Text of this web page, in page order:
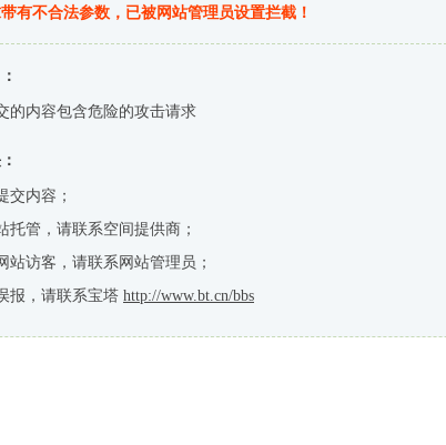
有不合法参数，已被网站管理员设置拦截！
的内容包含危险的攻击请求
交内容；
托管，请联系空间提供商；
站访客，请联系网站管理员；
报，请联系宝塔 http://www.bt.cn/bbs